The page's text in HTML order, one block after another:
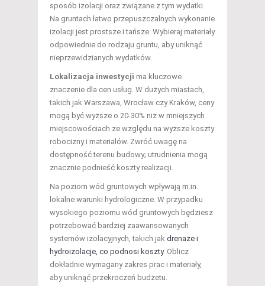
sposób izolacji oraz związane z tym wydatki.
Na gruntach łatwo przepuszczalnych wykonanie
izolacji jest prostsze i tańsze. Wybieraj materiały
odpowiednie do rodzaju gruntu, aby uniknąć
nieprzewidzianych wydatków.
Lokalizacja inwestycji ma kluczowe
znaczenie dla cen usług. W dużych miastach,
takich jak Warszawa, Wrocław czy Kraków, ceny
mogą być wyższe o 20-30% niż w mniejszych
miejscowościach ze względu na wyższe koszty
robocizny i materiałów. Zwróć uwagę na
dostępność terenu budowy; utrudnienia mogą
znacznie podnieść koszty realizacji.
Na poziom wód gruntowych wpływają m.in.
lokalne warunki hydrologiczne. W przypadku
wysokiego poziomu wód gruntowych będziesz
potrzebować bardziej zaawansowanych
systemów izolacyjnych, takich jak drenaże i
hydroizolacje, co podnosi koszty. Oblicz
dokładnie wymagany zakres prac i materiały,
aby uniknąć przekroczeń budżetu.